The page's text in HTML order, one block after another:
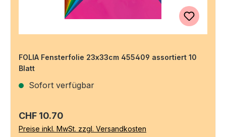
FOLIA Fensterfolie 23x33cm 455409 assortiert 10
Blatt
Sofort verfügbar
Regulärer Preis:
CHF 10.70
Preise inkl. MwSt. zzgl. Versandkosten